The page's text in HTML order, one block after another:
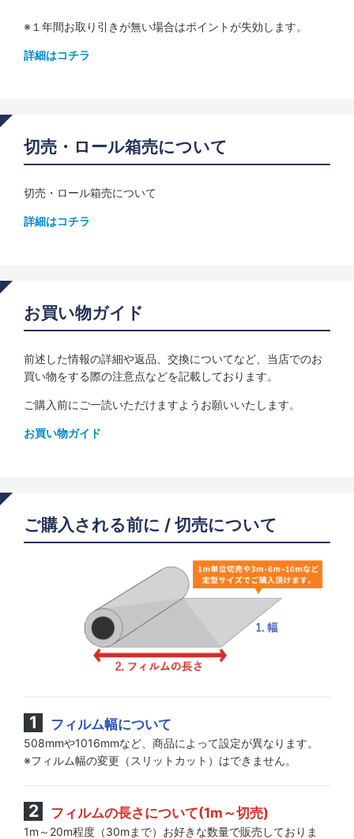
※１年間お取り引きが無い場合はポイントが失効します。
詳細はコチラ
切売・ロール箱売について
切売・ロール箱売について
詳細はコチラ
お買い物ガイド
前述した情報の詳細や返品、交換についてなど、当店でのお
買い物をする際の注意点などを記載しております。
ご購入前にご一読いただけますようお願いいたします。
お買い物ガイド
ご購入される前に / 切売について
フィルム幅について
508mmや1016mmなど、商品によって設定が異なります。
※フィルム幅の変更（スリットカット）はできません。
フィルムの長さについて(1m～切売)
1m～20m程度（30mまで）お好きな数量で販売しておりま